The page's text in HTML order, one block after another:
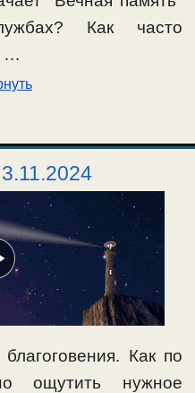
Как часто
…
Как по
ощутить нужное